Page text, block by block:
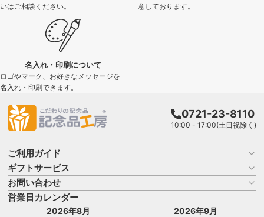
いはご相談ください。
意しております。
名入れ・印刷について
ロゴやマーク、お好きなメッセージを
名入れ・印刷できます。
0721-23-8110
10:00 - 17:00(土日祝除く)
ご利用ガイド
お買い物ガイド
よくある質問
はじめての記念品選び
記念品工房の使い方
ギフトサービス
名入れについて
のし
お問い合わせ
商品選びを相談する
名入れについて相談する
営業日カレンダー
2026年8月 2026年9月